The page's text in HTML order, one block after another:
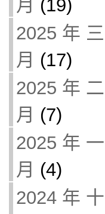
月 (19)
2025 年 三
月 (17)
2025 年 二
月 (7)
2025 年 一
月 (4)
2024 年 十